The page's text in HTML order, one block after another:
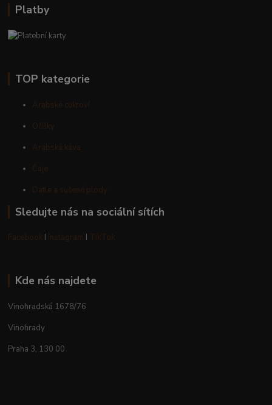
Platby
TOP kategorie
Arabské cukroví
Oříšky
Arabská káva
Čaje
Datle a sušené plody
Sledujte nás na sociální sítích
Facebook I Instagram I TikTok
Kde nás najdete
Vinohradská 1678/76
Vinohrady
Praha 3, 130 00